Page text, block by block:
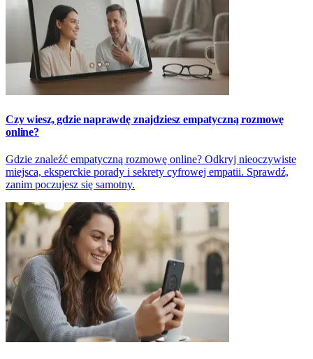
Czy wiesz, gdzie naprawdę znajdziesz empatyczną rozmowę
online?
Gdzie znaleźć empatyczną rozmowę online? Odkryj nieoczywiste
miejsca, eksperckie porady i sekrety cyfrowej empatii. Sprawdź,
zanim poczujesz się samotny.